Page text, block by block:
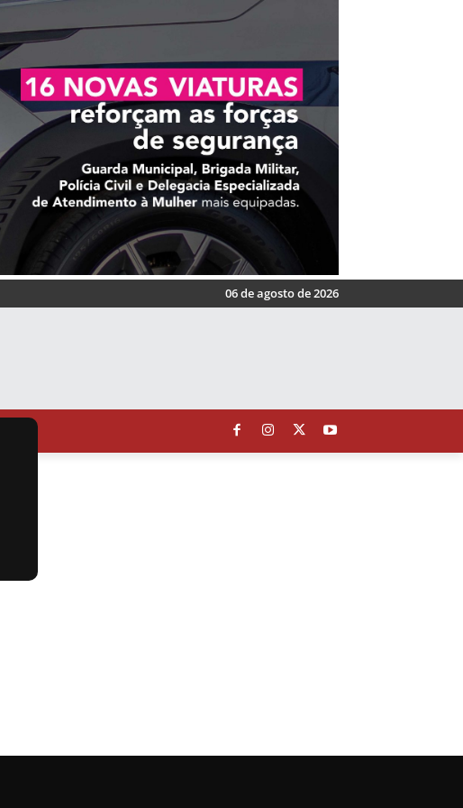
06 de agosto de 2026